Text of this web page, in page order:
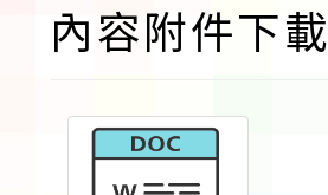
內容附件下載